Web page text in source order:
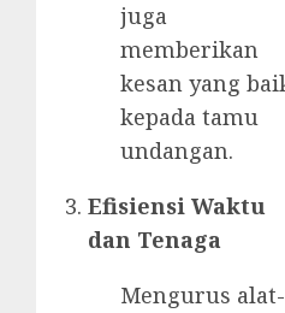
juga
memberikan
kesan yang
kepada tamu
undangan.
Efisiensi Waktu
dan Tenaga
Mengurus alat-